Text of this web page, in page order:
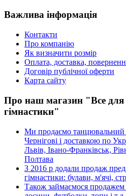
Важлива інформація
Контакти
Про компанію
Як визначити розмір
Оплата, доставка,
Договір публічної оферти
Карта сайту
Про наш магазин "Все для
гімнастики"
Ми продаємо танцювальний
Чернігові і доставкою по
Львів, Івано-Франківськ,
Полтава
З 2016 р додали продаж
гімнастики: булави, м'ячі,
Також займаємося продажем